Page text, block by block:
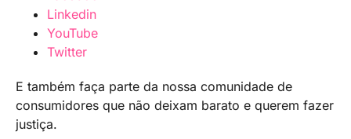
Linkedin
YouTube
Twitter
E também faça parte da nossa comunidade de
consumidores que não deixam barato e querem fazer
justiça.